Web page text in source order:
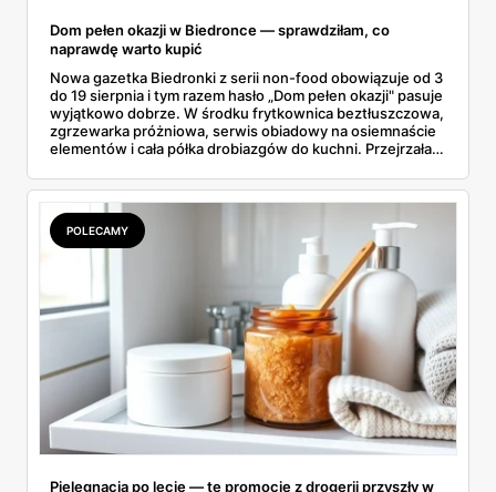
Dom pełen okazji w Biedronce — sprawdziłam, co
naprawdę warto kupić
Nowa gazetka Biedronki z serii non-food obowiązuje od 3
do 19 sierpnia i tym razem hasło „Dom pełen okazji" pasuje
wyjątkowo dobrze. W środku frytkownica beztłuszczowa,
zgrzewarka próżniowa, serwis obiadowy na osiemnaście
elementów i cała półka drobiazgów do kuchni. Przejrzałam
się przy półce z samego rana.
POLECAMY
Pielęgnacja po lecie — te promocje z drogerii przyszły w